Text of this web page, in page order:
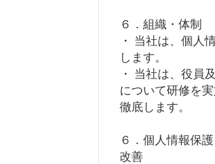
６．組織・体制
・ 当社は、個人
します。
・ 当社は、役員
について研修を
徹底します。
６．個人情報保
改善